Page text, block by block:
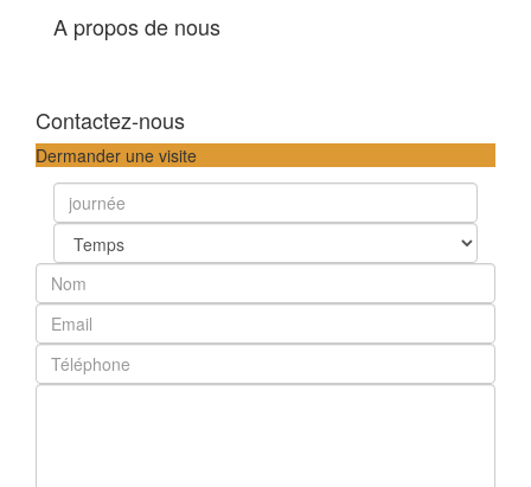
A propos de nous
Contactez-nous
Dermander une visite